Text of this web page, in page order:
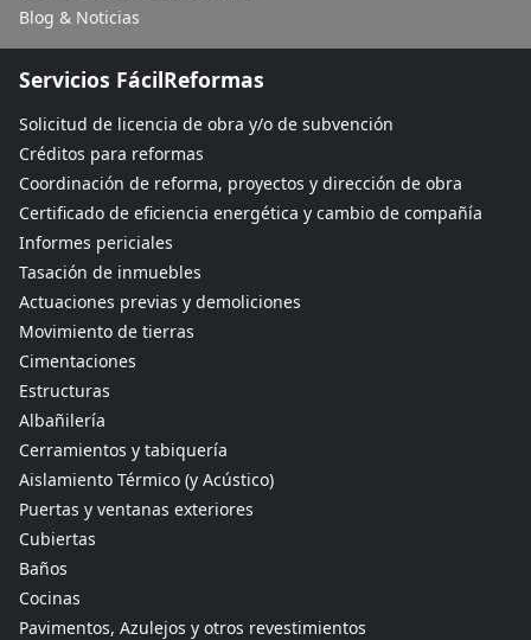
Blog & Noticias
Servicios FácilReformas
Solicitud de licencia de obra y/o de subvención
Créditos para reformas
Coordinación de reforma, proyectos y dirección de obra
Certificado de eficiencia energética y cambio de compañía
Informes periciales
Tasación de inmuebles
Actuaciones previas y demoliciones
Movimiento de tierras
Cimentaciones
Estructuras
Albañilería
Cerramientos y tabiquería
Aislamiento Térmico (y Acústico)
Puertas y ventanas exteriores
Cubiertas
Baños
Cocinas
Pavimentos, Azulejos y otros revestimientos